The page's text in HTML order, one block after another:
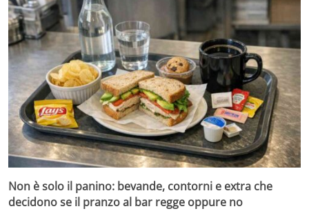
Non è solo il panino: bevande, contorni e extra che
decidono se il pranzo al bar regge oppure no